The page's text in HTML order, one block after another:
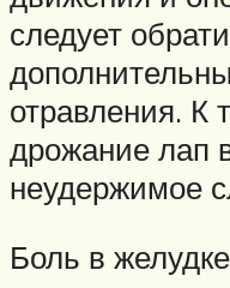
следует
отравления. К
дрожание лап
неудержимое
Боль в